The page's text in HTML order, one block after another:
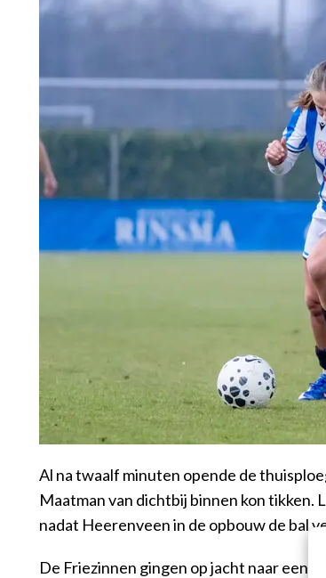
Al na twaalf minuten opende de
Maatman van dichtbij binnen kon tikken.
nadat Heerenveen in de opbouw de bal
De Friezinnen gingen op jacht naar een